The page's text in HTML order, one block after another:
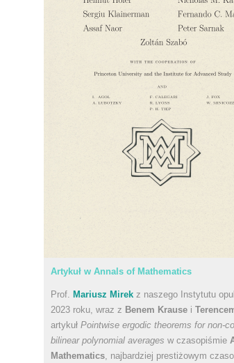
Artykuł w Annals of Mathematics
Prof. Mariusz Mirek z naszego Instytutu
2023 roku, wraz z Benem Krause i
artykuł Pointwise ergodic theorems for non-
bilinear polynomial averages w czasopiśmie
Mathematics , najbardziej prestiżowym